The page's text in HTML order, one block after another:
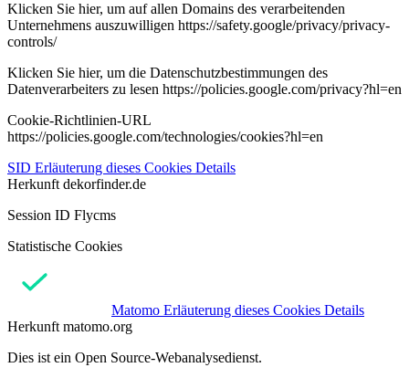
Klicken Sie hier, um auf allen Domains des verarbeitenden
Unternehmens auszuwilligen https://safety.google/privacy/privacy-
controls/
Klicken Sie hier, um die Datenschutzbestimmungen des
Datenverarbeiters zu lesen https://policies.google.com/privacy?hl=en
Cookie-Richtlinien-URL
https://policies.google.com/technologies/cookies?hl=en
SID Erläuterung dieses Cookies Details
Herkunft dekorfinder.de
Session ID Flycms
Statistische Cookies
Matomo Erläuterung dieses Cookies Details
Herkunft matomo.org
Dies ist ein Open Source-Webanalysedienst.